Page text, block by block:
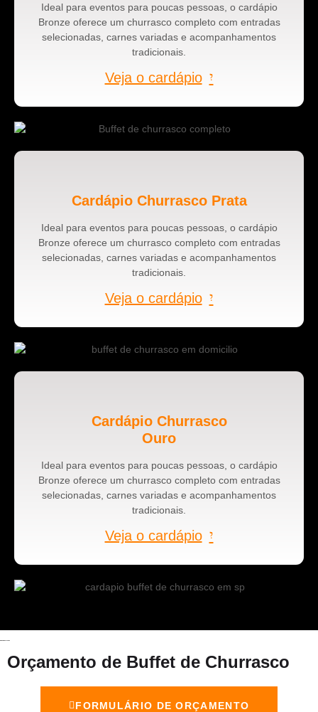
Ideal para eventos para poucas pessoas, o cardápio
Bronze oferece um churrasco completo com entradas
selecionadas, carnes variadas e acompanhamentos
tradicionais.
Veja o cardápio
Cardápio Churrasco Prata
Ideal para eventos para poucas pessoas, o cardápio
Bronze oferece um churrasco completo com entradas
selecionadas, carnes variadas e acompanhamentos
tradicionais.
Veja o cardápio
Cardápio Churrasco
Ouro
Ideal para eventos para poucas pessoas, o cardápio
Bronze oferece um churrasco completo com entradas
selecionadas, carnes variadas e acompanhamentos
tradicionais.
Veja o cardápio
Orçamento de Buffet de Churrasco
FORMULÁRIO DE ORÇAMENTO